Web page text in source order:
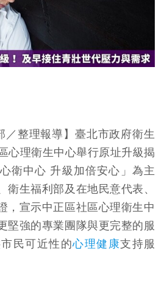
／整理報導】臺北市政府衛生
心理衛生中心舉行原址升級揭
衛中心 升級加倍安心」為主
衛生福利部及在地民意代表、
，宣示中正區社區心理衛生中
堅強的專業團隊與更完整的服
民可近性的心理健康支持服